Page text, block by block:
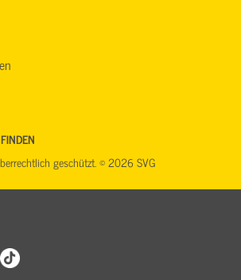
geschützt. © 2026 SVG